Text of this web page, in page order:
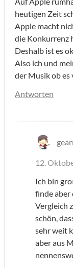
heutigen Zeit
Apple macht
die Konkurrenz
Deshalb ist es
Also ich und
der Musik ob es
Antworten
12.
Ich bin
finde aber
Vergleich
schön,
sehr weit
aber aus